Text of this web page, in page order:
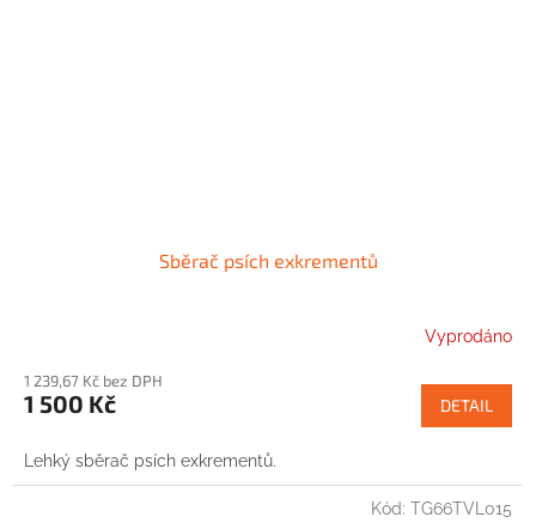
Sběrač psích exkrementů
Vyprodáno
1 239,67 Kč bez DPH
1 500 Kč DETAIL
Lehký sběrač psích exkrementů.
Kód: TG66TVL015